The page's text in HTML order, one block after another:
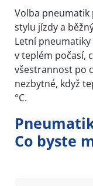
Volba pneumatik
stylu jízdy a
Letní
v teplém počasí,
všestrannost po
nezbytné, když
°C.
Co byste